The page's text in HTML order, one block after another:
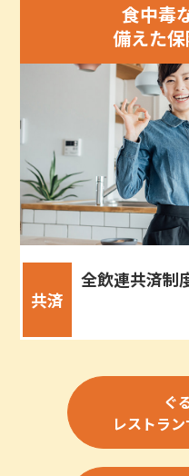
食中毒
備えた
共済
全飲連共済制
ぐ
レストラ